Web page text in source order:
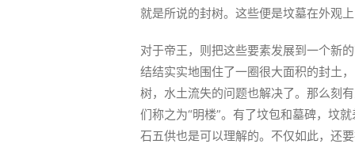
就是所说的封树。这些便是坟墓在外观
对于帝王，则把这些要素发展到一个新
结结实实地围住了一圈很大面积的封土
树，水土流失的问题也解决了。那么刻
们称之为“明楼”。有了坟包和墓碑，坟
石五供也是可以理解的。不仅如此，还